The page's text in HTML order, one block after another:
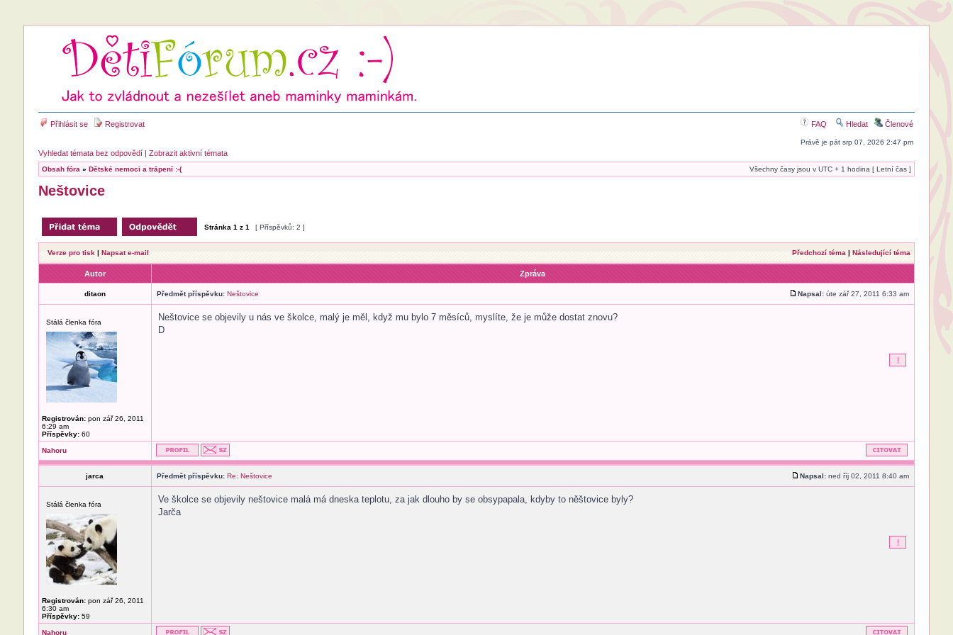
Přihlásit se Registrovat FAQ Hledat Členové
Právě je pát srp 07, 2026 2:47 pm
Vyhledat témata bez odpovědí| Zobrazit aktivní témata
Obsah fóra » Dětské nemoci a trápení :-( Všechny časy jsou v UTC + 1 hodina [ Letní čas ]
Neštovice
Stránka 1 z 1 [ Příspěvků: 2 ]
Verze pro tisk | Napsat e-mail Předchozí téma | Následující téma
Autor Zpráva
ditaon Předmět příspěvku: Neštovice Napsal:úte zář 27, 2011 6:33 am
Stálá členka fóra
Registrován:pon zář 26, 2011
6:29 am
Příspěvky:60
Neštovice se objevily u nás ve školce, malý je měl, když mu bylo 7 měsíců, myslíte, že je může dostat znovu?
D
Nahoru
jarca Předmět příspěvku: Re: Neštovice Napsal:ned říj 02, 2011 8:40 am
Stálá členka fóra
Registrován:pon zář 26, 2011
6:30 am
Příspěvky:59
Ve školce se objevily neštovice malá má dneska teplotu, za jak dlouho by se obsypapala, kdyby to něštovice byly?
Jarča
Nahoru